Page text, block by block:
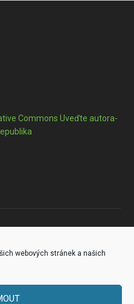
webových stránek a našich
Commons Uveďte autora-